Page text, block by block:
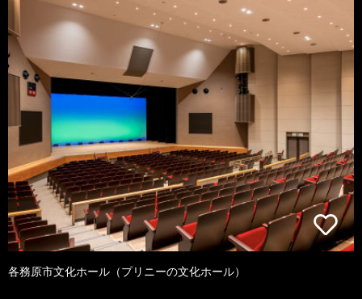
各務原市文化ホール（プリニーの文化ホール）